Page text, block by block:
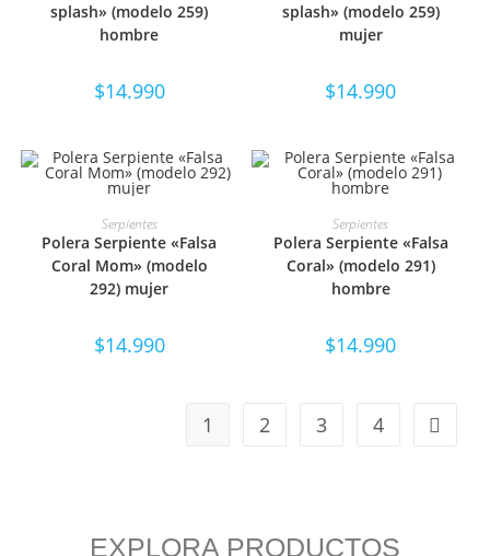
splash» (modelo 259)
hombre
$14.990
splash» (modelo 259)
mujer
$14.990
SELECCIONAR OPCIONES
Serpientes
Polera Serpiente «Falsa
Coral Mom» (modelo
292) mujer
$14.990
SELECCIONAR OPCIONES
Serpientes
Polera Serpiente «Falsa
Coral» (modelo 291)
hombre
$14.990
1 2 3 4
EXPLORA PRODUCTOS